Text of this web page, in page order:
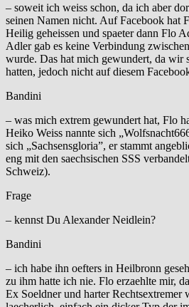
– soweit ich weiss schon, da ich aber
seinen Namen nicht. Auf Facebook hat
Heilig geheissen und spaeter dann Flo
Adler gab es keine Verbindung
wurde. Das hat mich gewundert, da wir
hatten, jedoch nicht auf diesem
Bandini
– was mich extrem gewundert hat, Flo
Heiko Weiss nannte sich
sich „Sachsensgloria”, er stammt
eng mit den saechsischen SSS
Schweiz).
Frage
– kennst Du Alexander Neidlein?
Bandini
– ich habe ihn oefters in Heilbronn
zu ihm hatte ich nie. Flo erzaehlte mir,
Ex Soeldner und harter Rechtsextremer